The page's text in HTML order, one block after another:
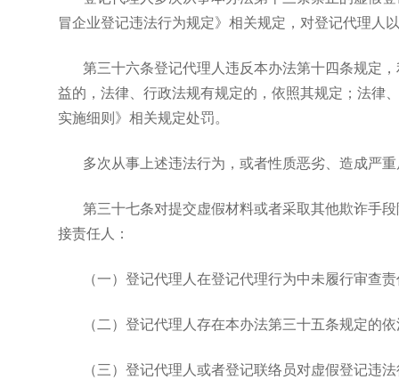
冒企业登记违法行为规定》相关规定，对登记代理人
第三十六条登记代理人违反本办法第十四条规定
益的，法律、行政法规有规定的，依照其规定；法律
实施细则》相关规定处罚。
多次从事上述违法行为，或者性质恶劣、造成严
第三十七条对提交虚假材料或者采取其他欺诈手
接责任人：
（一）登记代理人在登记代理行为中未履行审查
（二）登记代理人存在本办法第三十五条规定的
（三）登记代理人或者登记联络员对虚假登记违